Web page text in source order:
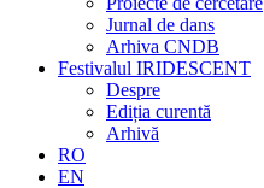
Jurnal de dans
Arhiva CNDB
Festivalul IRIDESCENT
Despre
Ediția curentă
Arhivă
RO
EN